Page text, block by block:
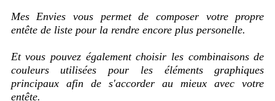
Mes Envies vous permet de composer votre propre
entête de liste pour la rendre encore plus personelle.
Et vous pouvez également choisir les combinaisons de
couleurs utilisées pour les éléments graphiques
principaux afin de s'accorder au mieux avec votre
entête.